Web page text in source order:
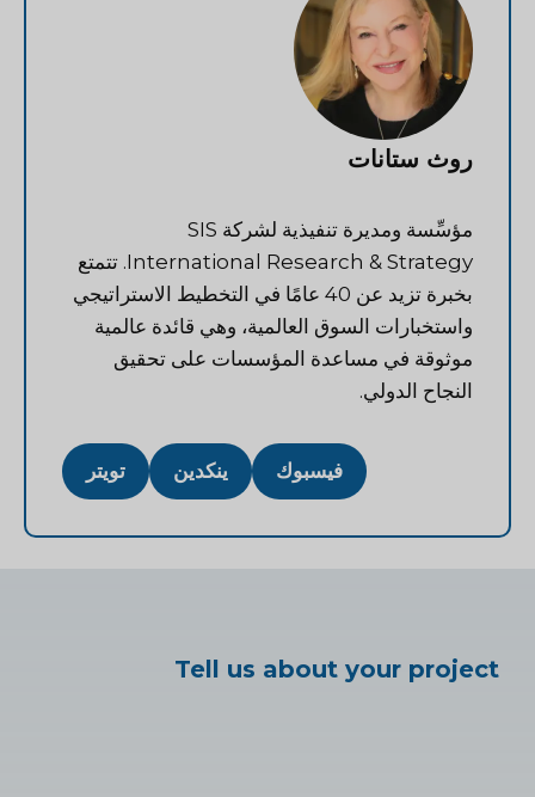
روث ستانات
مؤسِّسة ومديرة تنفيذية لشركة SIS
International Research & Strategy. تتمتع
بخبرة تزيد عن 40 عامًا في التخطيط الاستراتيجي
واستخبارات السوق العالمية، وهي قائدة عالمية
موثوقة في مساعدة المؤسسات على تحقيق
النجاح الدولي.
فيسبوك ينكدين تويتر
Tell us about your project